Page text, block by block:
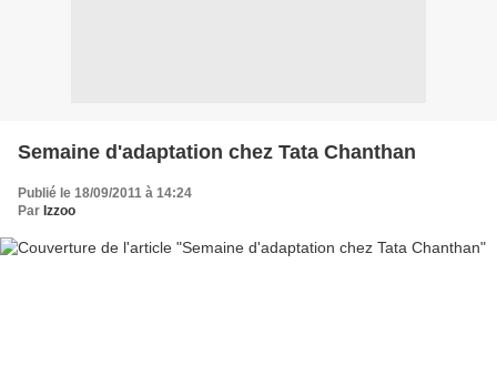
Semaine d'adaptation chez Tata Chanthan
Publié le 18/09/2011 à 14:24
Par Izzoo